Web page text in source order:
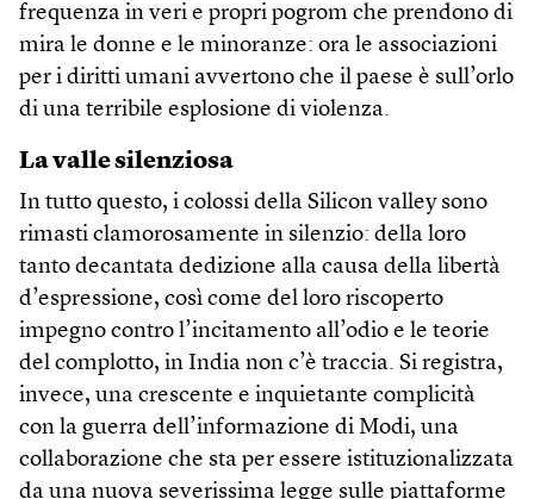
frequenza in veri e propri pogrom che prendono di
mira le donne e le minoranze: ora le associazioni
per i diritti umani avvertono che il paese è sull’orlo
di una terribile esplosione di violenza.
La valle silenziosa
In tutto questo, i colossi della Silicon valley sono
rimasti clamorosamente in silenzio: della loro
tanto decantata dedizione alla causa della libertà
d’espressione, così come del loro riscoperto
impegno contro l’incitamento all’odio e le teorie
del complotto, in India non c’è traccia. Si registra,
invece, una crescente e inquietante complicità
con la guerra dell’informazione di Modi, una
collaborazione che sta per essere istituzionalizzata
da una nuova severissima legge sulle piattaforme